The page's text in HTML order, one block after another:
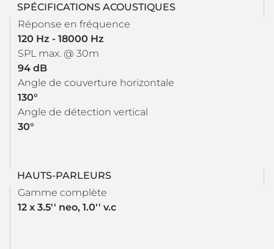
SPÉCIFICATIONS ACOUSTIQUES
Réponse en fréquence
120 Hz - 18000 Hz
SPL max. @ 30m
94 dB
Angle de couverture horizontale
130°
Angle de détection vertical
30°
HAUTS-PARLEURS
Gamme complète
12 x 3.5'' neo, 1.0'' v.c